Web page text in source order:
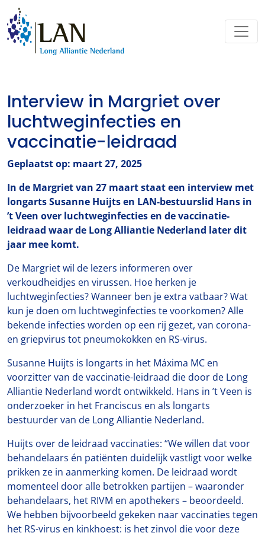
Interview in Margriet over
luchtweginfecties en
vaccinatie-leidraad
Geplaatst op: maart 27, 2025
In de Margriet van 27 maart staat een interview met
longarts Susanne Huijts en LAN-bestuurslid Hans in
’t Veen over luchtweginfecties en de vaccinatie-
leidraad waar de Long Alliantie Nederland later dit
jaar mee komt.
De Margriet wil de lezers informeren over
verkoudheidjes en virussen. Hoe herken je
luchtweginfecties? Wanneer ben je extra vatbaar? Wat
kun je doen om luchtweginfecties te voorkomen? Alle
bekende infecties worden op een rij gezet, van corona-
en griepvirus tot pneumokokken en RS-virus.
Susanne Huijts is longarts in het Máxima MC en
voorzitter van de vaccinatie-leidraad die door de Long
Alliantie Nederland wordt ontwikkeld. Hans in ’t Veen is
onderzoeker in het Franciscus en als longarts
bestuurder van de Long Alliantie Nederland.
Huijts over de leidraad vaccinaties: “We willen dat voor
behandelaars én patiënten duidelijk vastligt voor welke
prikken ze in aanmerking komen. De leidraad wordt
momenteel door alle betrokken partijen – waaronder
behandelaars, het RIVM en apothekers – beoordeeld.
We hebben bijvoorbeeld gekeken naar vaccinaties tegen
het RS-virus en kinkhoest: is het zinvol die voor deze